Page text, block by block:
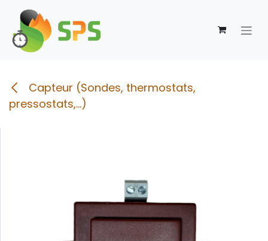
Se rendre au contenu
Capteur (Sondes, thermostats,
pressostats,...)